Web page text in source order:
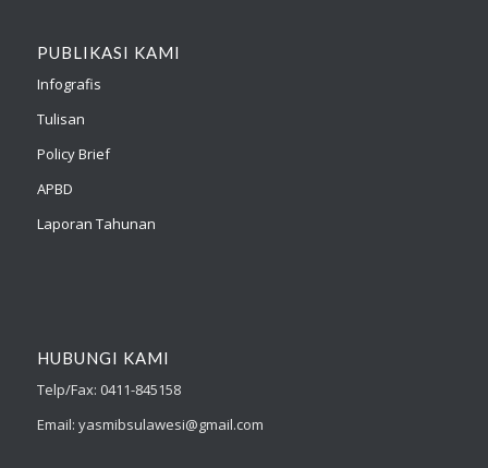
PUBLIKASI KAMI
Infografis
Tulisan
Policy Brief
APBD
Laporan Tahunan
HUBUNGI KAMI
Telp/Fax: 0411-845158
Email: yasmibsulawesi@gmail.com